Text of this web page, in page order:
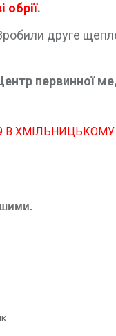
обрії.
друге
первинної
В